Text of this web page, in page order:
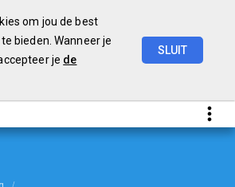
om jou de best
bieden. Wanneer je
je de
SLUIT